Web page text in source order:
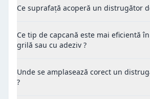
Ce suprafață acoperă un distrugător
Ce tip de capcană este mai eficientă în
grilă sau cu adeziv ?
Unde se amplasează corect un
?